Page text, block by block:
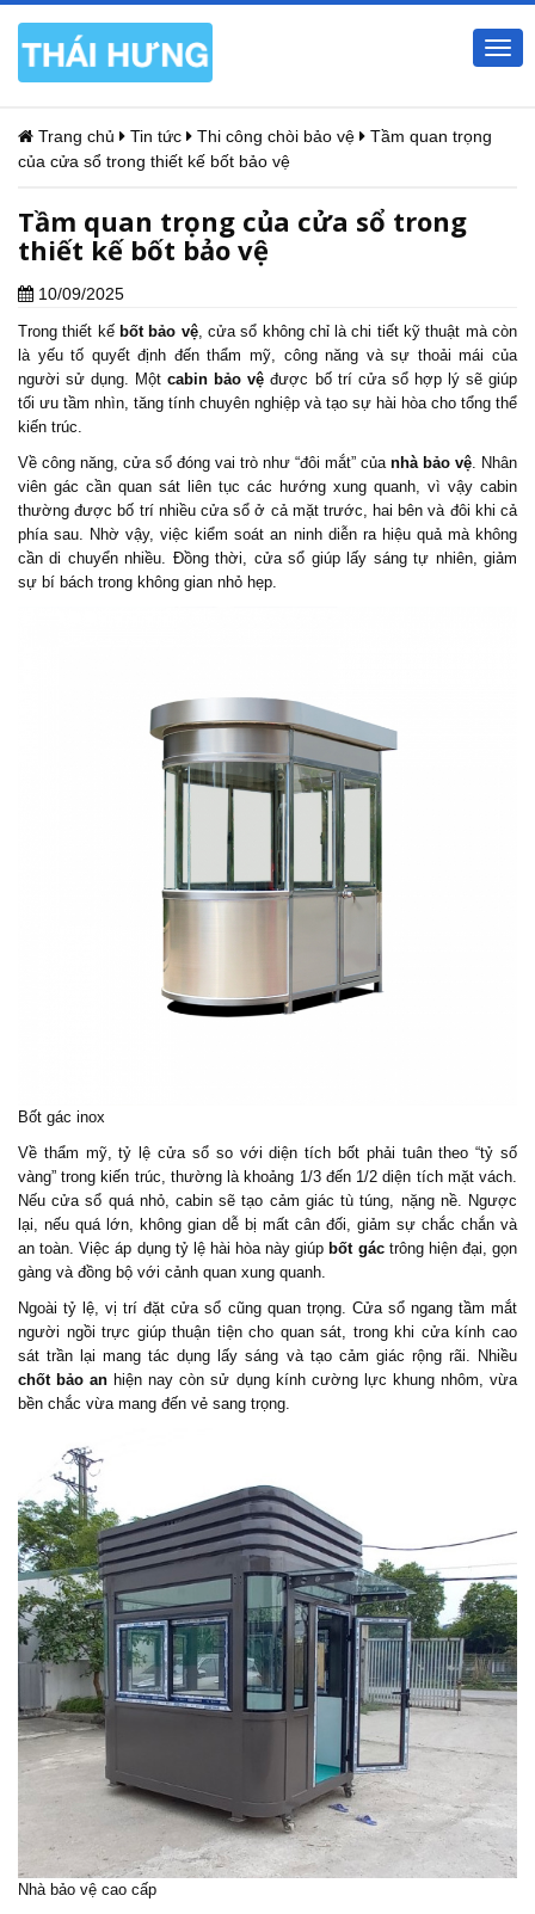
Trang chủ Tin tức Thi công chòi bảo vệ
Tầm quan trọng
của cửa sổ trong thiết kế bốt bảo vệ
Tầm quan trọng của cửa sổ trong
thiết kế bốt bảo vệ
10/09/2025
Trong thiết kế bốt bảo vệ, cửa sổ không chỉ là chi tiết kỹ thuật mà còn
là yếu tố quyết định đến thẩm mỹ, công năng và sự thoải mái của
người sử dụng. Mộtcabin bảo vệ được bố trí cửa sổ hợp lý sẽ giúp
tối ưu tầm nhìn, tăng tính chuyên nghiệp và tạo sự hài hòa cho tổng thể
kiến trúc.
Về công năng, cửa sổ đóng vai trò như “đôi mắt” của nhà bảo vệ. Nhân
viên gác cần quan sát liên tục các hướng xung quanh, vì vậy cabin
thường được bố trí nhiều cửa sổ ở cả mặt trước, hai bên và đôi khi cả
phía sau. Nhờ vậy, việc kiểm soát an ninh diễn ra hiệu quả mà không
cần di chuyển nhiều. Đồng thời, cửa sổ giúp lấy sáng tự nhiên, giảm
sự bí bách trong không gian nhỏ hẹp.
Bốt gác inox
Về thẩm mỹ, tỷ lệ cửa sổ so với diện tích bốt phải tuân theo “tỷ số
vàng” trong kiến trúc, thường là khoảng 1/3 đến 1/2 diện tích mặt vách.
Nếu cửa sổ quá nhỏ, cabin sẽ tạo cảm giác tù túng, nặng nề. Ngược
lại, nếu quá lớn, không gian dễ bị mất cân đối, giảm sự chắc chắn và
an toàn. Việc áp dụng tỷ lệ hài hòa này giúp bốt gáctrông hiện đại, gọn
gàng và đồng bộ với cảnh quan xung quanh.
Ngoài tỷ lệ, vị trí đặt cửa sổ cũng quan trọng. Cửa sổ ngang tầm mắt
người ngồi trực giúp thuận tiện cho quan sát, trong khi cửa kính cao
sát trần lại mang tác dụng lấy sáng và tạo cảm giác rộng rãi. Nhiều
chốt bảo an hiện nay còn sử dụng kính cường lực khung nhôm, vừa
bền chắc vừa mang đến vẻ sang trọng.
Nhà bảo vệ cao cấp